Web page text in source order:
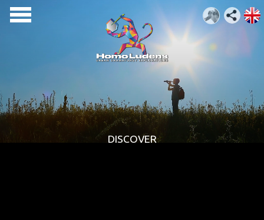
DISCOVER